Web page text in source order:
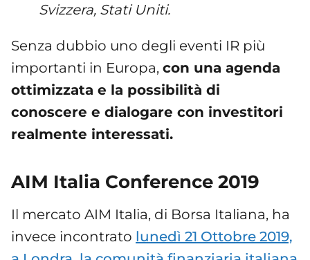
Svizzera, Stati Uniti.
Senza dubbio uno degli eventi IR più
importanti in Europa, con una agenda
ottimizzata e la possibilità di
conoscere e dialogare con investitori
realmente interessati.
AIM Italia Conference 2019
Il mercato AIM Italia, di Borsa Italiana, ha
invece incontrato lunedì 21 Ottobre 2019,